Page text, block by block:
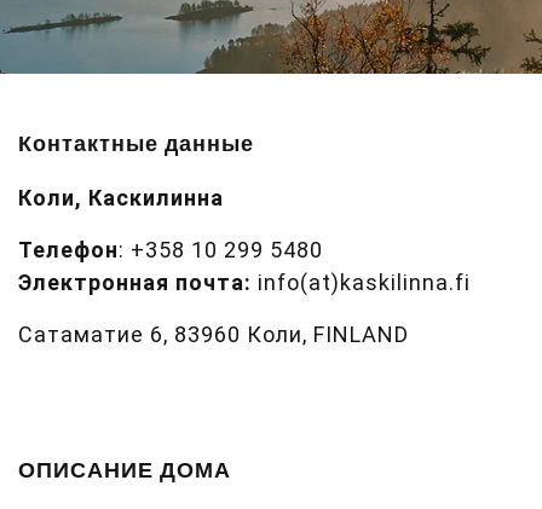
Контактные данные
Коли, Каскилинна
Телефон: +358 10 299 5480
Электронная почта: info(at)kaskilinna.fi
Сатаматие 6, 83960 Коли, FINLAND
ОПИСАНИЕ ДОМА